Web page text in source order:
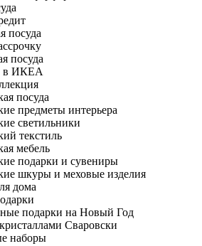
посуда
посуда
в ИКЕА
посуда
предметы интерьера
светильники
текстиль
мебель
подарки и сувениры
шкуры и меховые изделия
дома
подарки на Новый Год
Сваровски
наборы